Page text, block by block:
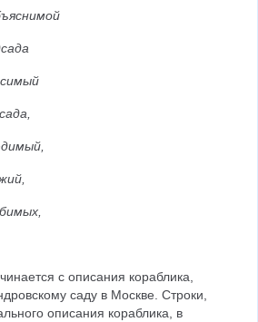
с описания кораблика,
саду в Москве. Строки,
описания кораблика, в